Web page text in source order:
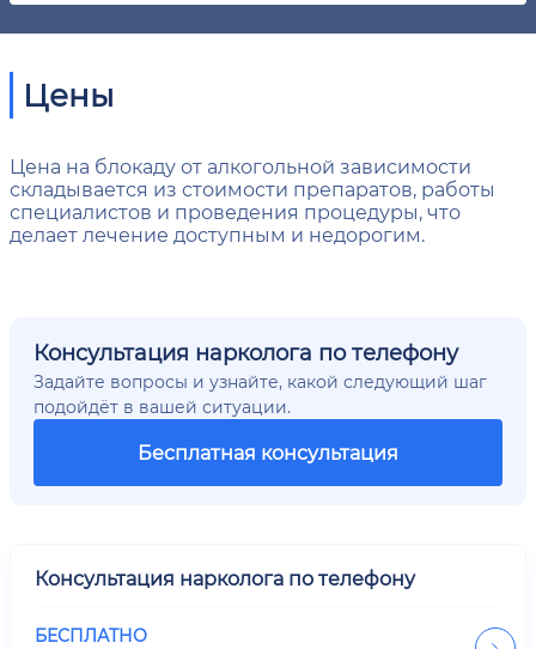
Цены
Цена на блокаду от алкогольной зависимости
складывается из стоимости препаратов, работы
специалистов и проведения процедуры, что
делает лечение доступным и недорогим.
Консультация нарколога по телефону
Задайте вопросы и узнайте, какой следующий шаг
подойдёт в вашей ситуации.
Бесплатная консультация
Консультация нарколога по телефону
БЕСПЛАТНО